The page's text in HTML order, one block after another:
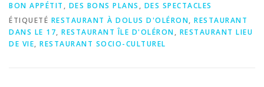
BON APPÉTIT , DES BONS PLANS , DES SPECTACLES
ÉTIQUETÉ RESTAURANT À DOLUS D'OLÉRON, RESTAURANT
DANS LE 17, RESTAURANT ÎLE D'OLÉRON, RESTAURANT LIEU
DE VIE, RESTAURANT SOCIO-CULTUREL